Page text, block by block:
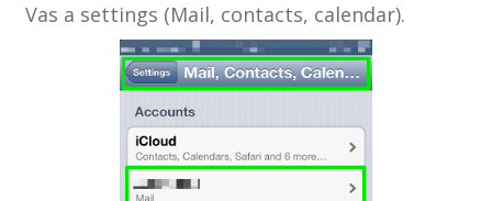
Vas a settings (Mail, contacts, calendar).